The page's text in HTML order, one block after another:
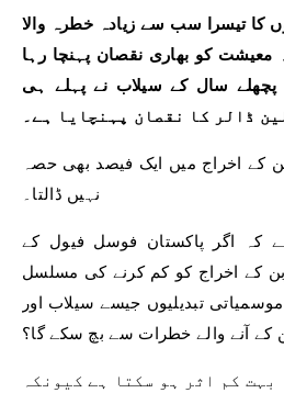
کا تیسرا سب سے زیادہ خطرہ والا
کو بھاری نقصان پہنچا رہا
پچھلے سال کے سیلاب نے پہلے ہی
کے اخراج میں ایک فیصد بھی حصہ
نہیں ڈالتا۔
کہ اگر پاکستان فوسل فیول کے
کے اخراج کو کم کرنے کی مسلسل
تبدیلیوں جیسے سیلاب اور
کے آنے والے خطرات سے بچ سکے گا؟
بہت کم اثر ہو سکتا ہے کیونکہ